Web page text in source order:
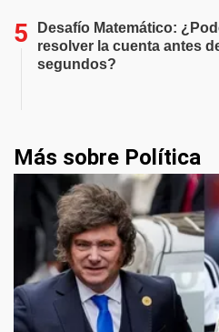
Desafío Matemático:
resolver la cuenta antes
segundos?
Más sobre Política